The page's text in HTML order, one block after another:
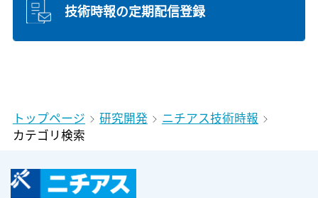
技術時報の定期配信登録
トップページ 研究開発
ニチアス技術時報
カテゴリ検索